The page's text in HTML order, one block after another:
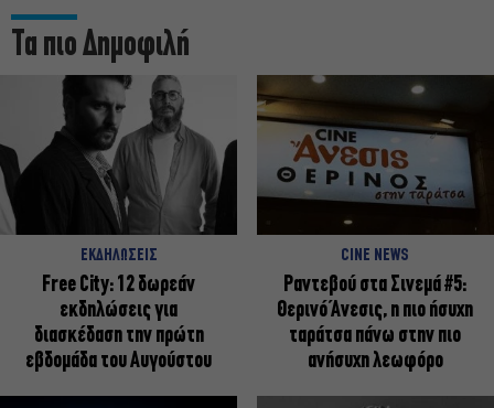
Τα πιο Δημοφιλή
ΕΚΔΗΛΩΣΕΙΣ
Free City: 12 δωρεάν
εκδηλώσεις για
διασκέδαση την πρώτη
εβδομάδα του Αυγούστου
CINE NEWS
Ραντεβού στα Σινεμά #5:
Θερινό Άνεσις, η πιο ήσυχη
ταράτσα πάνω στην πιο
ανήσυχη λεωφόρο